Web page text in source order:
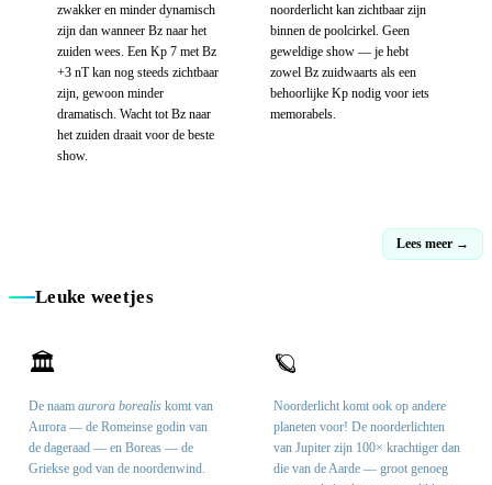
zwakker en minder dynamisch
zijn dan wanneer Bz naar het
zuiden wees. Een Kp 7 met Bz
+3 nT kan nog steeds zichtbaar
zijn, gewoon minder
dramatisch. Wacht tot Bz naar
het zuiden draait voor de beste
show.
noorderlicht kan zichtbaar zijn
binnen de poolcirkel. Geen
geweldige show — je hebt
zowel Bz zuidwaarts als een
behoorlijke Kp nodig voor iets
memorabels.
Lees meer →
Leuke weetjes
🏛️
De naam aurora borealis komt van
Aurora — de Romeinse godin van
de dageraad — en Boreas — de
Griekse god van de noordenwind.
🪐
Noorderlicht komt ook op andere
planeten voor! De noorderlichten
van Jupiter zijn 100× krachtiger dan
die van de Aarde — groot genoeg